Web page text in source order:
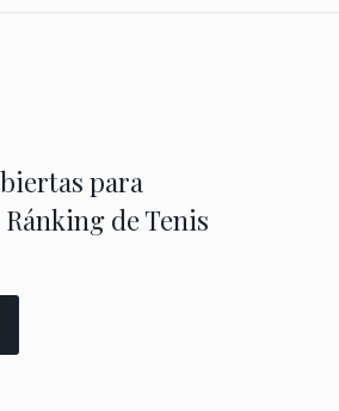
para
de Tenis